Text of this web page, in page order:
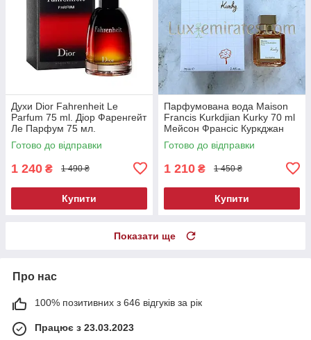
Духи Dior Fahrenheit Le
Parfum 75 ml. Діор Фаренгейт
Ле Парфум 75 мл.
Готово до відправки
1 240 ₴ 1 490 ₴
Купити
Парфумована вода Maison
Francis Kurkdjian Kurky 70 ml
Мейсон Франсіс Куркджан
Курки 70 ml.
Готово до відправки
1 210 ₴ 1 450 ₴
Купити
Показати ще
Про нас
100% позитивних з 646 відгуків за рік
Працює з 23.03.2023